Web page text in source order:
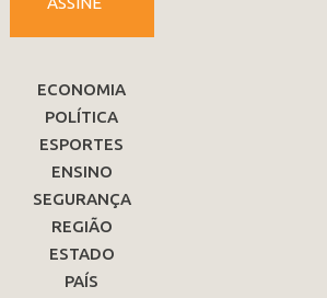
ECONOMIA
POLÍTICA
ESPORTES
ENSINO
SEGURANÇA
REGIÃO
ESTADO
PAÍS